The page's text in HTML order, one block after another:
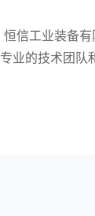
恒信工业装备
专业的技术团队